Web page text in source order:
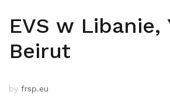
EVS w Libanie,
Beirut
by frsp.eu